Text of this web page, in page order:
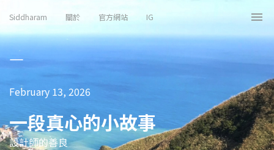
Siddharam 關於 官方網站 IG
February 13, 2026
一段真心的小故事
設計師的善良